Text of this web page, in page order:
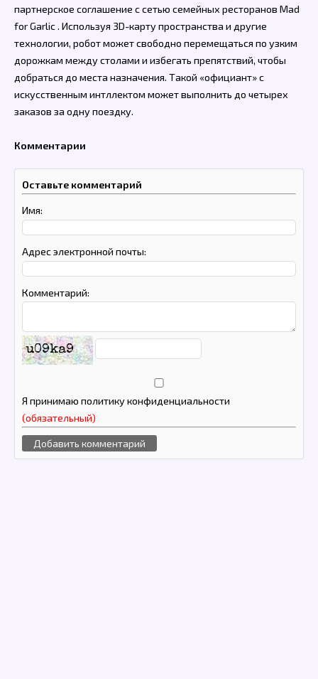
партнерское соглашение с сетью семейных ресторанов Mad
for Garlic . Используя 3D-карту пространства и другие
технологии, робот может свободно перемещаться по узким
дорожкам между столами и избегать препятствий, чтобы
добраться до места назначения. Такой «официант» с
искусственным интллектом может выполнить до четырех
заказов за одну поездку.
Комментарии
Оставьте комментарий
Имя:
Адрес электронной почты:
Комментарий:
u09ka9
Я принимаю политику конфиденциальности
(обязательный)